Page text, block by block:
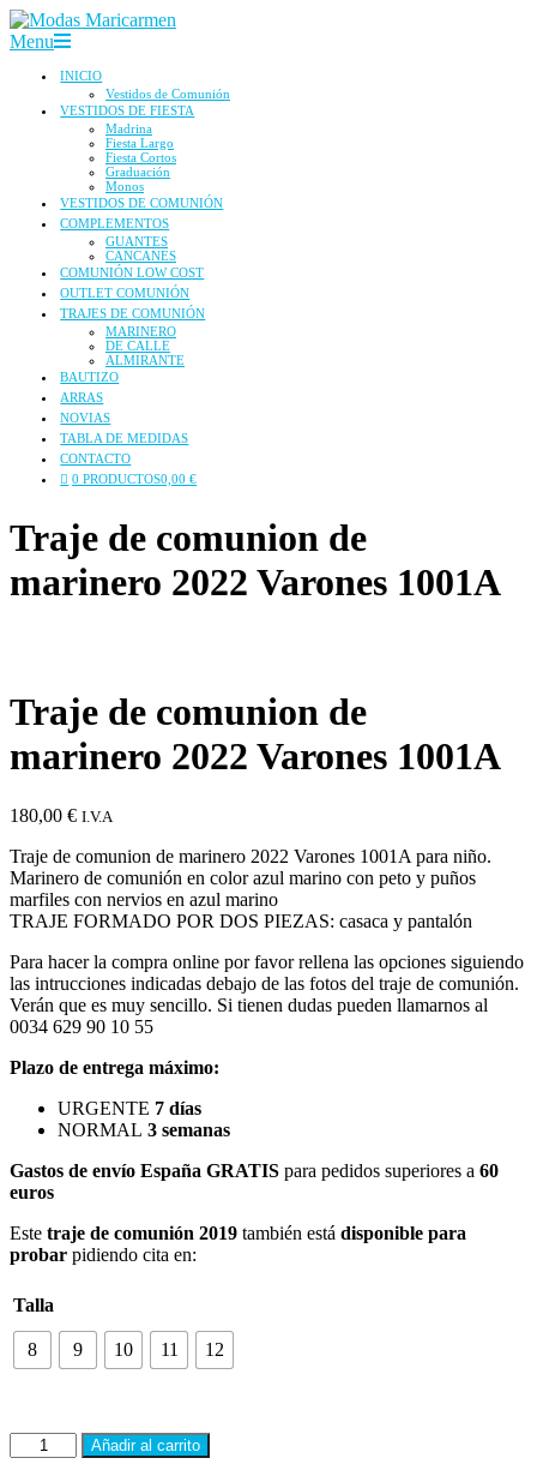
Skip
to
Modas
Secondary
Menu
Menu
INICIO
Vestidos de Comunión
VESTIDOS DE FIESTA
Madrina
Fiesta Largo
Fiesta Cortos
Graduación
Monos
VESTIDOS DE COMUNIÓN
COMPLEMENTOS
GUANTES
CANCANES
COMUNIÓN LOW COST
OUTLET COMUNIÓN
TRAJES DE COMUNIÓN
MARINERO
DE CALLE
ALMIRANTE
BAUTIZO
ARRAS
NOVIAS
TABLA DE MEDIDAS
CONTACTO
0 PRODUCTOS0,00 €
Traje de comunion de
marinero 2022 Varones 1001A
Traje de comunion de
marinero 2022 Varones 1001A
180,00 € I.V.A
Traje de comunion de marinero 2022 Varones 1001A para niño.
Marinero de comunión en color azul marino con peto y puños
marfiles con nervios en azul marino
TRAJE FORMADO POR DOS PIEZAS: casaca y pantalón
Para hacer la compra online por favor rellena las opciones siguiendo
las intrucciones indicadas debajo de las fotos del traje de comunión.
Verán que es muy sencillo. Si tienen dudas pueden llamarnos al
0034 629 90 10 55
Plazo de entrega máximo:
URGENTE 7 días
NORMAL 3 semanas
Gastos de envío España GRATIS para pedidos superiores a 60
euros
Este traje de comunión 2019 también está disponible para
probar pidiendo cita en:
Talla
8 9 10 11 12
Traje
de
Añadir al carrito